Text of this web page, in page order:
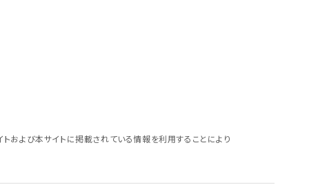
および本サイトに掲載されている情報を利用することにより